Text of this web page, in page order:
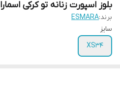
بلوز اسپورت زنانه تو کرکی اسمارا
برند:ESMARA
سایز
XS34